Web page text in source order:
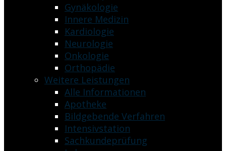
Gynäkologie
Innere Medizin
Kardiologie
Neurologie
Onkologie
Orthopädie
Weitere Leistungen
Alle Informationen
Apotheke
Bildgebende Verfahren
Intensivstation
Sachkundeprüfung